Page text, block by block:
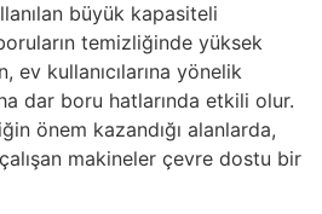
büyük kapasiteli
temizliğinde yüksek
kullanıcılarına yönelik
dar boru hatlarında etkili olur.
önem kazandığı alanlarda,
makineler çevre dostu bir